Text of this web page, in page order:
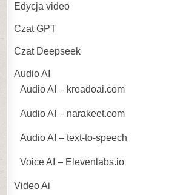
Edycja video
Czat GPT
Czat Deepseek
Audio AI
Audio AI – kreadoai.com
Audio AI – narakeet.com
Audio AI – text-to-speech
Voice AI – Elevenlabs.io
Video Ai